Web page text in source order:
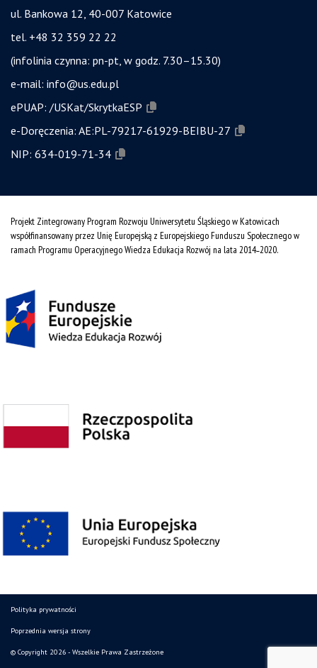
ul. Bankowa 12, 40-007 Katowice
tel. +48 32 359 22 22
(infolinia czynna: pn-pt, w godz. 7.30–15.30)
e-mail: info@us.edu.pl
ePUAP: /USKat/SkrytkaESP
e-Doręczenia: AE:PL-79217-61929-BEIBU-27
NIP: 634-019-71-34
Projekt Zintegrowany Program Rozwoju Uniwersytetu Śląskiego w Katowicach
współfinansowany przez Unię Europejską z Europejskiego Funduszu Społecznego w
ramach Programu Operacyjnego Wiedza Edukacja Rozwój na lata 2014˗2020.
Polityka prywatności
Poprzednia wersja strony
© Copyright 2026 - Wszelkie Prawa Zastrzeżone